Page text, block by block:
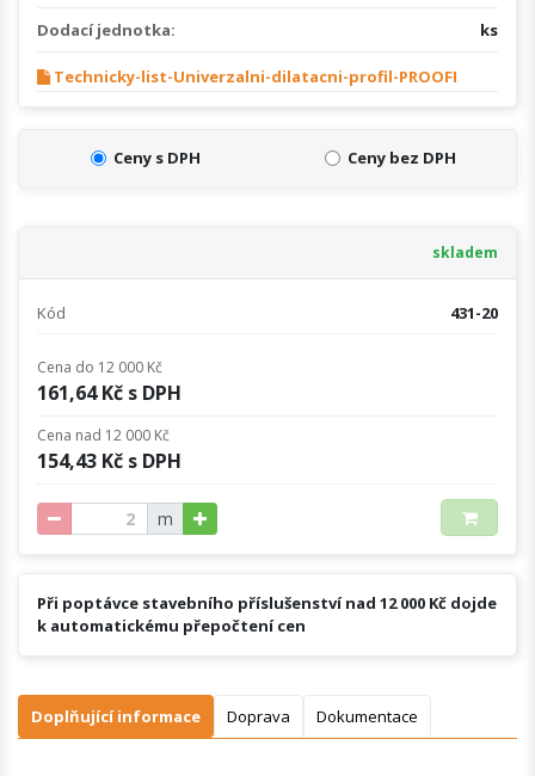
Dodací jednotka: ks
Technicky-list-Univerzalni-dilatacni-profil-PROOFI
Ceny s DPH Ceny bez DPH
skladem
Kód 431-20
Cena do 12 000 Kč
161,64 Kč s DPH
Cena nad 12 000 Kč
154,43 Kč s DPH
m
Při poptávce stavebního příslušenství nad 12 000 Kč dojde
k automatickému přepočtení cen
Doplňující informace Doprava Dokumentace